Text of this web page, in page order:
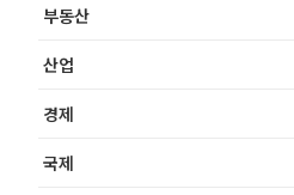
부동산
산업
경제
국제